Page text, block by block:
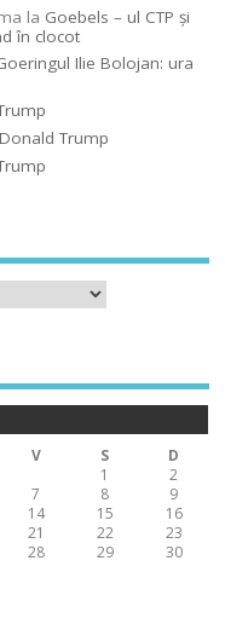
la Goebels – ul CTP şi
în clocot
Ilie Bolojan: ura
Trump
V S
D
1
2
7 8
9
14 15
16
21 22
23
28 29
30